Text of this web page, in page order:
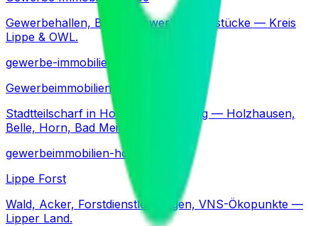
Gewerbehallen, Büros, Gewerbegrundstücke — Kreis
Lippe & OWL.
gewerbe-immobilien-lippe.de
Gewerbeimmobilien Horn
Stadtteilscharf in Horn-Bad Meinberg — Holzhausen,
Belle, Horn, Bad Meinberg.
gewerbeimmobilien-horn.de
Lippe Forst
Wald, Acker, Forstdienstleistungen, VNS-Ökopunkte —
Lipper Land.